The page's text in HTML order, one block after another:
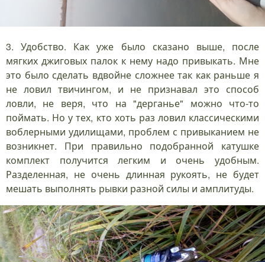
3. Удобство. Как уже было сказано выше, после
мягких джиговых палок к нему надо привыкать. Мне
это было сделать вдвойне сложнее так как раньше я
не ловил твичингом, и не признавал это способ
ловли, не веря, что на "дерганье" можно что-то
поймать. Но у тех, кто хоть раз ловил классическими
воблерными удилищами, проблем с привыканием не
возникнет. При правильно подобранной катушке
комплект получится легким и очень удобным.
Разделенная, не очень длинная рукоять, не будет
мешать выполнять рывки разной силы и амплитуды.